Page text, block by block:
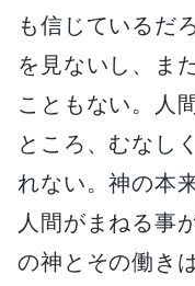
も信じているだ
を見ないし、ま
こともない。人
ところ、むなし
れない。神の本
人間がまねる事
の神とその働き